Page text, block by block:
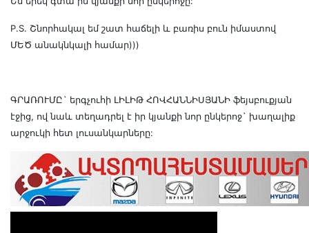
P.S. Շնորհակալ եմ շատ հաճելի և բառիս բուն իմաստով
ՄԵԾ անակնկալի համար)))
ԳՐԱՌՈՒՄԸ` երգչուհի ԼԻԼԻԹ ՀՈՎՀԱՆՆԻՍՅԱՆԻ ֆեյսբուքյան
էջից, ով նաև տեղադրել է իր կյանքի նոր ընկերոջ` խաղալիք
արջուկի հետ լուսանկարները: